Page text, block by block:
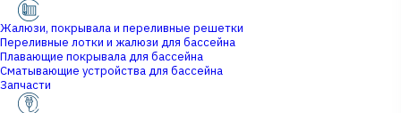
Жалюзи, покрывала и переливные решетки
Переливные лотки и жалюзи для бассейна
Плавающие покрывала для бассейна
Сматывающие устройства для бассейна
Запчасти